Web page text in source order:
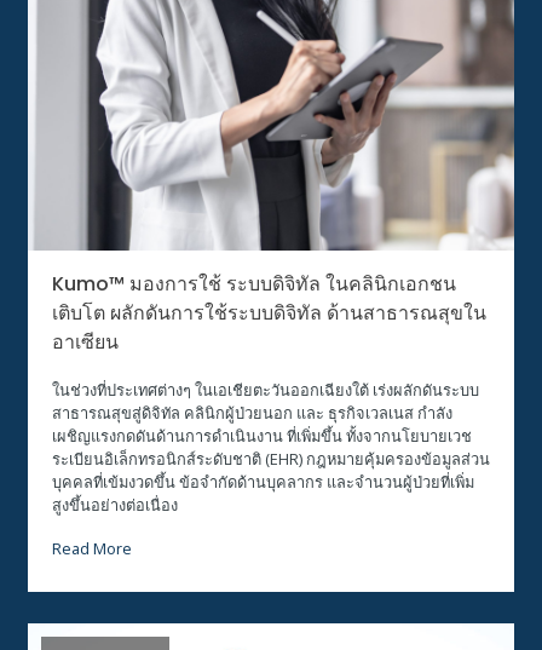
Kumo™ มองการใช้ ระบบดิจิทัล ในคลินิกเอกชน
เติบโต ผลักดันการใช้ระบบดิจิทัล ด้านสาธารณสุขใน
อาเซียน
ในช่วงที่ประเทศต่างๆ ในเอเชียตะวันออกเฉียงใต้ เร่งผลักดันระบบ
สาธารณสุขสู่ดิจิทัล คลินิกผู้ป่วยนอก และ ธุรกิจเวลเนส กำลัง
เผชิญแรงกดดันด้านการดำเนินงาน ที่เพิ่มขึ้น ทั้งจากนโยบายเวช
ระเบียนอิเล็กทรอนิกส์ระดับชาติ (EHR) กฎหมายคุ้มครองข้อมูลส่วน
บุคคลที่เข้มงวดขึ้น ข้อจำกัดด้านบุคลากร และจำนวนผู้ป่วยที่เพิ่ม
สูงขึ้นอย่างต่อเนื่อง
Read More